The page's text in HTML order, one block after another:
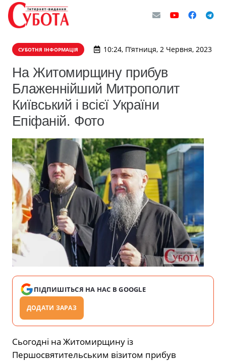
СУБОТНЯ ІНФОРМАЦІЯ 10:24, П’ятниця, 2 Червня, 2023
На Житомирщину прибув
Блаженнійший Митрополит
Київський і всієї України
Епіфаній. Фото
ПІДПИШІТЬСЯ НА НАС В GOOGLE
ДОДАТИ ЗАРАЗ
Сьогодні на Житомирщину із
Першосвятительським візитом прибув